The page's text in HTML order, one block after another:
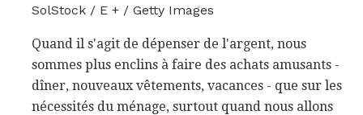
SolStock / E + / Getty Images
Quand il s'agit de dépenser de l'argent, nous
sommes plus enclins à faire des achats amusants -
dîner, nouveaux vêtements, vacances - que sur les
nécessités du ménage, surtout quand nous allons